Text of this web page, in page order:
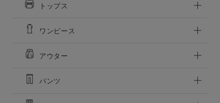
トップス
ワンピース
アウター
パンツ